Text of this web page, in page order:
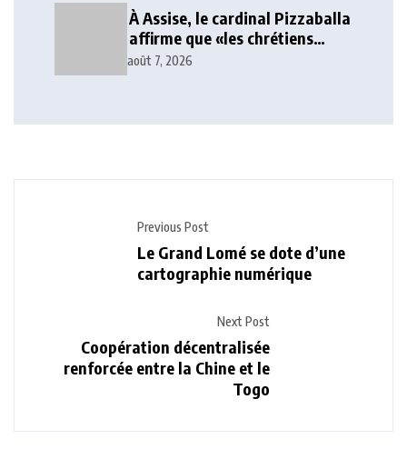
À Assise, le cardinal Pizzaballa
affirme que «les chrétiens
veulent la paix»
août 7, 2026
Previous Post
Le Grand Lomé se dote d’une
cartographie numérique
Next Post
Coopération décentralisée
renforcée entre la Chine et le
Togo